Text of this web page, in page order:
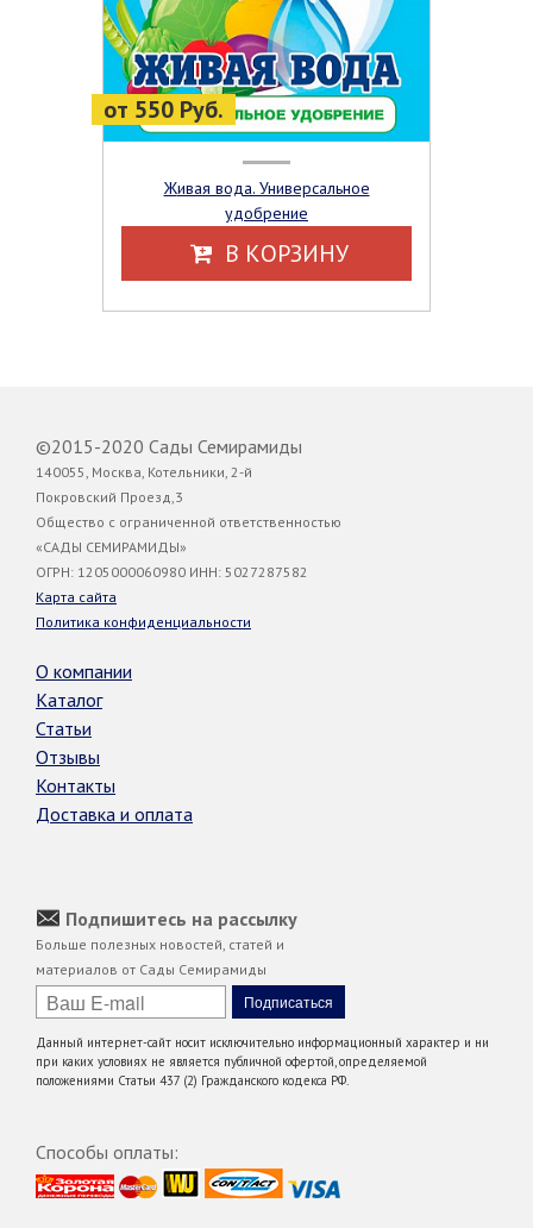
от 550 Руб.
Живая вода. Универсальное
удобрение
В КОРЗИНУ
©2015-2020 Сады Семирамиды
140055, Москва, Котельники, 2-й
Покровский Проезд,3
Общество с ограниченной ответственностью
«САДЫ СЕМИРАМИДЫ»
ОГРН: 1205000060980 ИНН: 5027287582
Карта сайта
Политика конфиденциальности
О компании
Каталог
Статьи
Отзывы
Контакты
Доставка и оплата
Подпишитесь на рассылку
Больше полезных новостей, статей и
материалов от Сады Семирамиды
Данный интернет-сайт носит исключительно информационный характер и ни
при каких условиях не является публичной офертой, определяемой
положениями Статьи 437 (2) Гражданского кодекса РФ.
Способы оплаты: